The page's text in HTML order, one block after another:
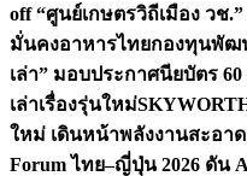
off “ศูนย์เกษตรวิถีเมือง วช
มั่นคงอาหารไทยกองทุนพัฒ
เล่า” มอบประกาศนียบัตร
เล่าเรื่องรุ่นใหม่
ใหม่ เดินหน้าพลังงานสะอา
Forum ไทย–ญี่ปุ่น 2026 ดัน